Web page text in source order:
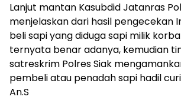
Lanjut mantan Kasubdid Jatanras
menjelaskan dari hasil pengecekan
beli sapi yang diduga sapi milik
ternyata benar adanya, kemudian
satreskrim Polres Siak
pembeli atau penadah sapi hadil
An.S